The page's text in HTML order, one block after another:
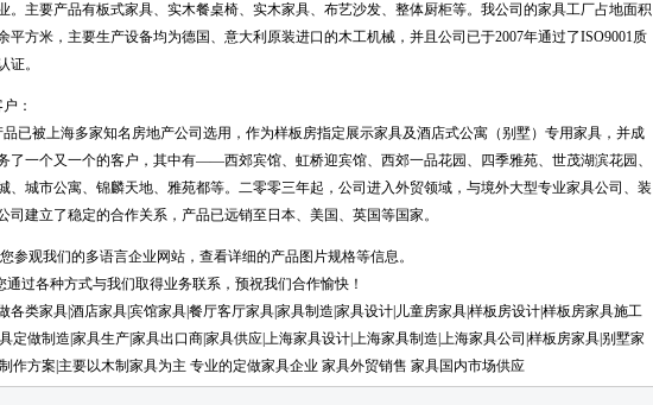
。主要产品有板式家具、实木餐桌椅、实木家具、布艺沙发、整体厨柜等。我公司的家具工厂占地面积
平方米，主要生产设备均为德国、意大利原装进口的木工机械，并且公司已于2007年通过了ISO9001质
证。
：
品已被上海多家知名房地产公司选用，作为样板房指定展示家具及酒店式公寓（别墅）专用家具，并成
了一个又一个的客户，其中有——西郊宾馆、虹桥迎宾馆、西郊一品花园、四季雅苑、世茂湖滨花园、
、城市公寓、锦麟天地、雅苑都等。二零零三年起，公司进入外贸领域，与境外大型专业家具公司、装
司建立了稳定的合作关系，产品已远销至日本、美国、英国等国家。
参观我们的多语言企业网站，查看详细的产品图片规格等信息。
通过各种方式与我们取得业务联系，预祝我们合作愉快！
各类家具|酒店家具|宾馆家具|餐厅客厅家具|家具制造|家具设计|儿童房家具|样板房设计|样板房家具施工
定做制造|家具生产|家具出口商|家具供应|上海家具设计|上海家具制造|上海家具公司|样板房家具|别墅家
作方案|主要以木制家具为主 专业的定做家具企业 家具外贸销售 家具国内市场供应